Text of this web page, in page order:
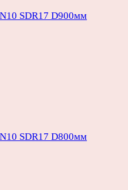
SDR17 D900мм
SDR17 D800мм